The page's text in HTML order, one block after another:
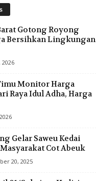
Gotong Royong
Bersihkan Lingkungan
Monitor Harga
Raya Idul Adha, Harga
Gelar Saweu Kedai
Cot Abeuk
20, 2025